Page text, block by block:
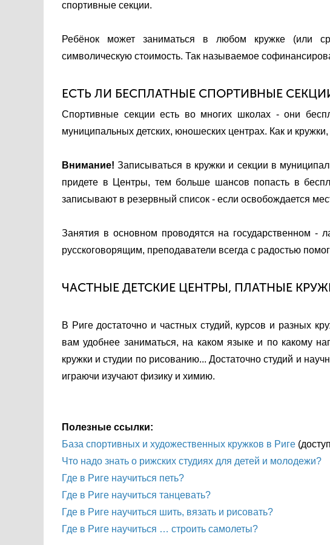
спортивные секции.
Ребёнок может заниматься в любом кружке (или
символическую стоимость. Так называемое
ЕСТЬ ЛИ БЕСПЛАТНЫЕ СПОРТИВНЫЕ
Спортивные секции есть во многих школах - они
муниципальных детских, юношеских центрах. Как и
Внимание! Записываться в кружки и секции в
придете в Центры, тем больше шансов попасть в
записывают в резервный список - если освобождается
Занятия в основном проводятся на государственном -
русскоговорящим, преподаватели всегда с радостью
ЧАСТНЫЕ ДЕТСКИЕ ЦЕНТРЫ, ПЛАТНЫЕ
В Риге достаточно и частных студий, курсов и разных
вам удобнее заниматься, на каком языке и по какому
кружки и студии по рисованию... Достаточно студий и
играючи изучают физику и химию.
Полезные ссылки:
База спортивных и художественных кружков в Риге
Что надо знать о рижских студиях для детей и молодежи?
Где в Риге научиться петь?
Где в Риге научиться танцевать?
Где в Риге научиться шить, вязать и рисовать?
Где в Риге научиться … строить самолеты?